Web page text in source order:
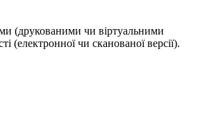
(друкованими чи віртуальними
(електронної чи сканованої версії).